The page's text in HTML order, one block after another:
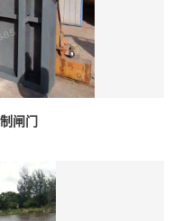
闸门